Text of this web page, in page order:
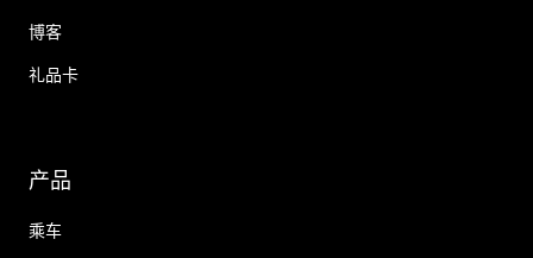
博客
礼品卡
产品
乘车